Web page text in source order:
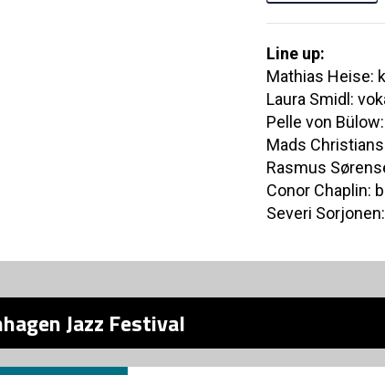
Line up:
Mathias Heise:
Laura Smidl:
Pelle von
Mads
Rasmus
Conor Chaplin:
Severi
Jazz Festival